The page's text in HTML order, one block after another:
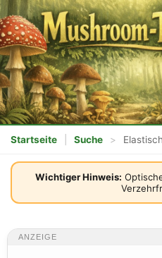
Startseite Suche >
Wichtiger Hinweis:
ANZEIGE